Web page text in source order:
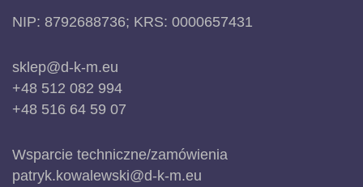
NIP: 8792688736; KRS: 0000657431
sklep@d-k-m.eu
+48 512 082 994
+48 516 64 59 07
Wsparcie techniczne/zamówienia
patryk.kowalewski@d-k-m.eu